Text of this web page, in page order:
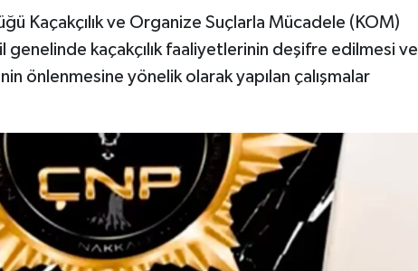
Kaçakçılık ve Organize Suçlarla Mücadele (KOM)
kaçakçılık faaliyetlerinin deşifre edilmesi ve
önlenmesine yönelik olarak yapılan çalışmalar